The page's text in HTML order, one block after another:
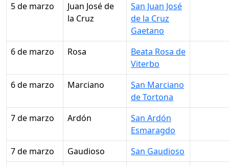
5 de marzo
Juan José de
la Cruz
San Juan José
de la Cruz
Gaetano
6 de marzo
Rosa
Beata Rosa de
Viterbo
6 de marzo
Marciano
San Marciano
de Tortona
7 de marzo
Ardón
San Ardón
Esmaragdo
7 de marzo
Gaudioso
San Gaudioso